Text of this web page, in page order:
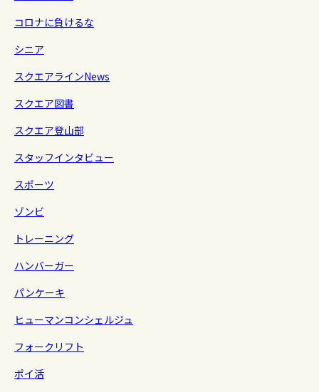
コロナに負けるな
シニア
スクエアラインNews
スクエア図書
スクエア登山部
スタッフインタビュー
スポーツ
ゾンビ
トレーニング
ハンバーガー
パンケーキ
ヒューマンコンシェルジュ
フォークリフト
ポイ活